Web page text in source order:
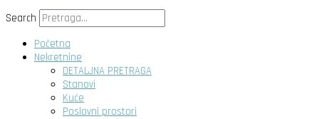
Search
Početna
Nekretnine
DETALJNA PRETRAGA
Stanovi
Kuće
Poslovni prostori